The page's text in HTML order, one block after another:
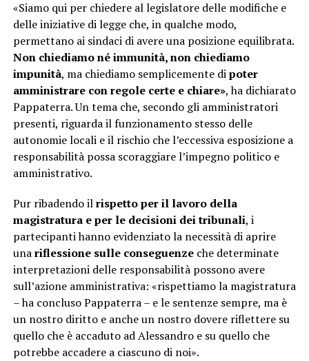
«Siamo qui per chiedere al legislatore delle modifiche e
delle iniziative di legge che, in qualche modo,
permettano ai sindaci di avere una posizione equilibrata.
Non chiediamo né immunità, non chiediamo
impunità, ma chiediamo semplicemente dipoter
amministrare con regole certe e chiare», ha dichiarato
Pappaterra. Un tema che, secondo gli amministratori
presenti, riguarda il funzionamento stesso delle
autonomie locali e il rischio che l’eccessiva esposizione a
responsabilità possa scoraggiare l’impegno politico e
amministrativo.
Pur ribadendo ilrispetto per il lavoro della
magistratura e per le decisioni dei tribunali, i
partecipanti hanno evidenziato la necessità di aprire
unariflessione sulle conseguenzeche determinate
interpretazioni delle responsabilità possono avere
sull’azione amministrativa: «rispettiamo la magistratura
– ha concluso Pappaterra – e le sentenze sempre, ma è
un nostro diritto e anche un nostro dovere riflettere su
quello che è accaduto ad Alessandro e su quello che
potrebbe accadere a ciascuno di noi».